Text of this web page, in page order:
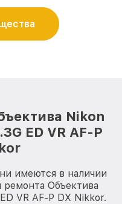
Nikon
ED VR AF-P
имеются в наличии
ремонта Объектива
VR AF-P DX Nikkor.